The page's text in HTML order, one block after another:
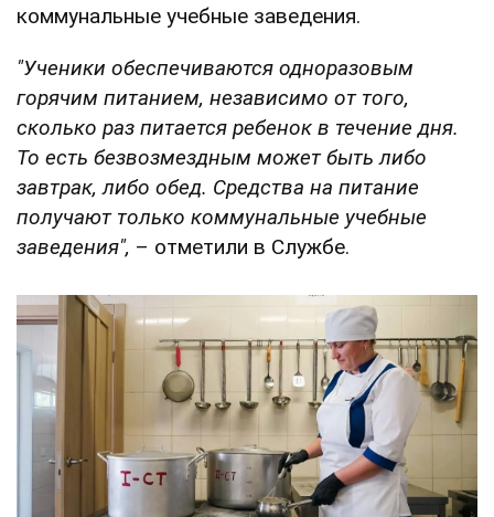
коммунальные учебные заведения.
"Ученики обеспечиваются одноразовым
горячим питанием, независимо от того,
сколько раз питается ребенок в течение дня.
То есть безвозмездным может быть либо
завтрак, либо обед. Средства на питание
получают только коммунальные учебные
заведения", – отметили в Службе.